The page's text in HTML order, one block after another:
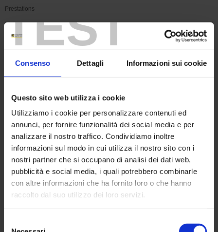
TEST
Consenso Dettagli Informazioni sui cookie
Questo sito web utilizza i cookie
Utilizziamo i cookie per personalizzare contenuti ed
annunci, per fornire funzionalità dei social media e per
analizzare il nostro traffico. Condividiamo inoltre
informazioni sul modo in cui utilizza il nostro sito con i
nostri partner che si occupano di analisi dei dati web,
pubblicità e social media, i quali potrebbero combinarle
con altre informazioni che ha fornito loro o che hanno
raccolto dal suo utilizzo dei loro servizi.
di confidenzialità
Prestations
Neuigkeiten
GDPR